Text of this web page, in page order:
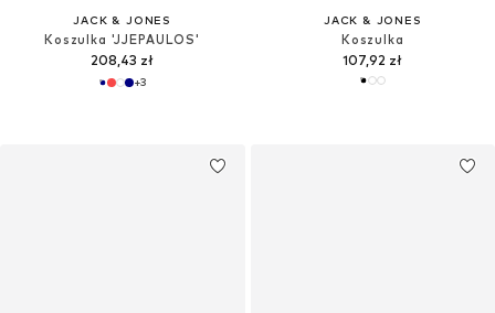
JACK & JONES
Koszulka 'JJEPAULOS'
208,43 zł
+3
JACK & JONES
Koszulka
107,92 zł